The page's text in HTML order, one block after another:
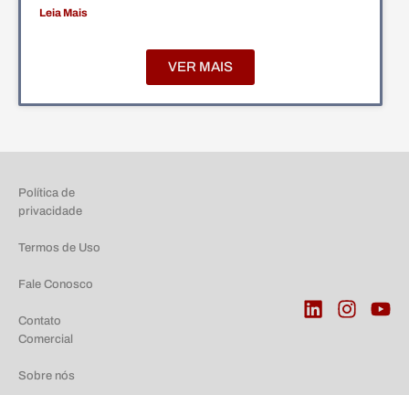
Leia Mais
VER MAIS
Política de
privacidade
Termos de Uso
Fale Conosco
Contato
Comercial
Sobre nós